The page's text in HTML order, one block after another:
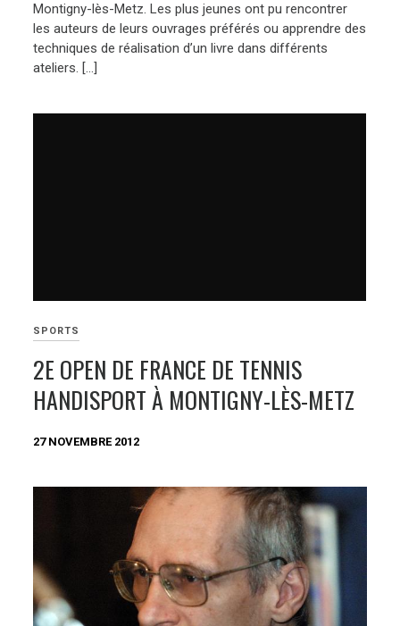
Montigny-lès-Metz. Les plus jeunes ont pu rencontrer
les auteurs de leurs ouvrages préférés ou apprendre des
techniques de réalisation d’un livre dans différents
ateliers. […]
SPORTS
2E OPEN DE FRANCE DE TENNIS
HANDISPORT À MONTIGNY-LÈS-METZ
27 NOVEMBRE 2012